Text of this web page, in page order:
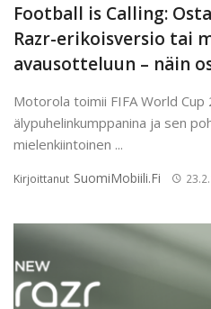
Football is Calling:
Razr-erikoisversio tai
avausotteluun – näin
Motorola toimii FIFA World
älypuhelinkumppanina ja sen
mielenkiintoinen ...
Kirjoittanut SuomiMobiili.fi